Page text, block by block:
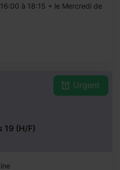
à 18:15 + le Mercredi de
19 (H/F)
Urgent